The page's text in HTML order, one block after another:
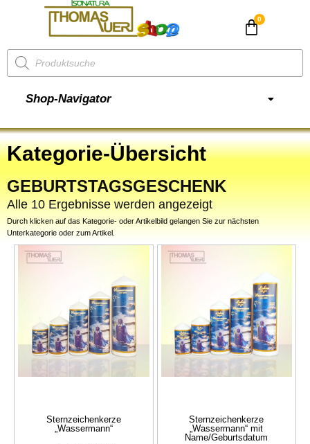
Shop-Navigator
Kategorie-Übersicht
GEBURTSTAGSGESCHENK
Alle 10 Ergebnisse werden angezeigt
Durch klicken auf das Kategorie- oder Artikelbild gelangen Sie zur nächsten
Unterkategorie oder zum Artikel.
Sternzeichenkerze
„Wassermann“
Sternzeichenkerze
„Wassermann“ mit
Name/Geburtsdatum